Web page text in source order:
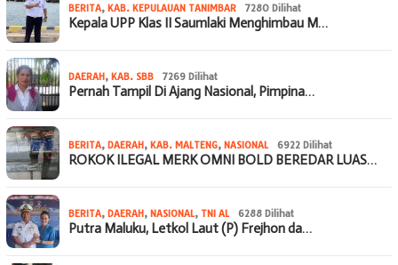
BERITA, KAB. KEPULAUAN TANIMBAR 7280 Dilihat
Kepala UPP Klas II Saumlaki Menghimbau M…
DAERAH, KAB. SBB 7269 Dilihat
Pernah Tampil Di Ajang Nasional, Pimpina…
BERITA, DAERAH, KAB. MALTENG, NASIONAL 6922 Dilihat
ROKOK ILEGAL MERK OMNI BOLD BEREDAR LUAS…
BERITA, DAERAH, NASIONAL, TNI AL 6288 Dilihat
Putra Maluku, Letkol Laut (P) Frejhon da…